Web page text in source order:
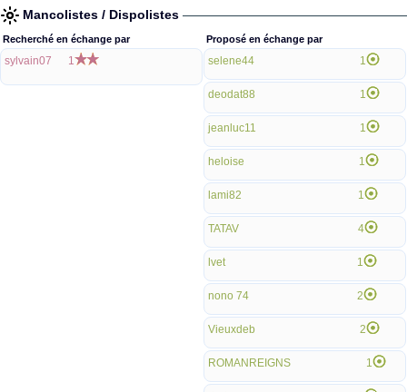
Mancolistes / Dispolistes
Recherché en échange par
sylvain07 1
Proposé en échange par
selene44 1
deodat88 1
jeanluc11 1
heloise 1
lami82 1
TATAV 4
lvet 1
nono 74 2
Vieuxdeb 2
ROMANREIGNS 1